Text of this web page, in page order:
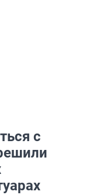
с